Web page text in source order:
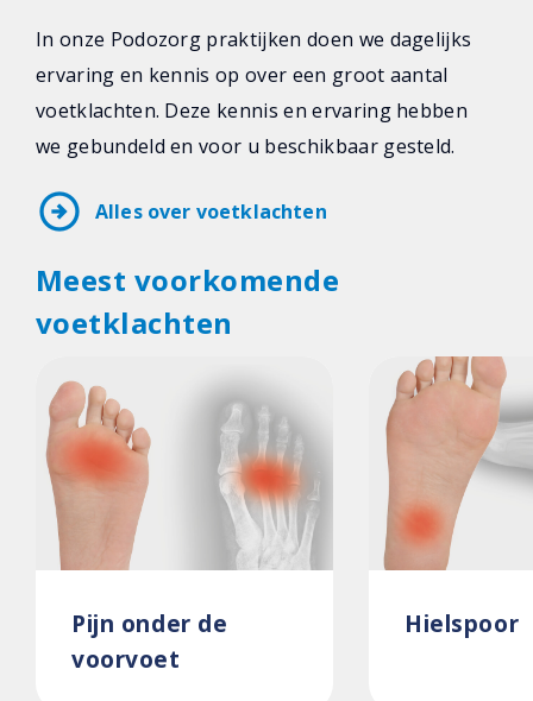
In onze Podozorg praktijken doen we dagelijks
ervaring en kennis op over een groot aantal
voetklachten. Deze kennis en ervaring hebben
we gebundeld en voor u beschikbaar gesteld.
arrow_circle_right Alles over voetklachten
Meest voorkomende
voetklachten
Pijn onder de
voorvoet
Hielspoor